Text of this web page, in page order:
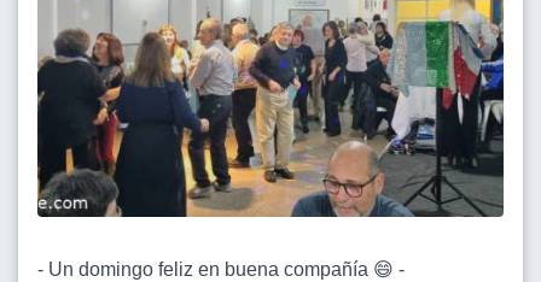
- Un domingo feliz en buena compañía 😄 -